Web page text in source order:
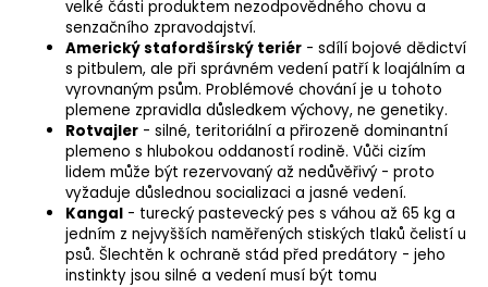
velké části produktem nezodpovědného chovu a
senzačního zpravodajství.
Americký stafordšírský teriér - sdílí bojové dědictví
s pitbulem, ale při správném vedení patří k loajálním a
vyrovnaným psům. Problémové chování je u tohoto
plemene zpravidla důsledkem výchovy, ne genetiky.
Rotvajler - silné, teritoriální a přirozeně dominantní
plemeno s hlubokou oddaností rodině. Vůči cizím
lidem může být rezervovaný až nedůvěřivý - proto
vyžaduje důslednou socializaci a jasné vedení.
Kangal - turecký pastevecký pes s váhou až 65 kg a
jedním z nejvyšších naměřených stiských tlaků čelistí u
psů. Šlechtěn k ochraně stád před predátory - jeho
instinkty jsou silné a vedení musí být tomu